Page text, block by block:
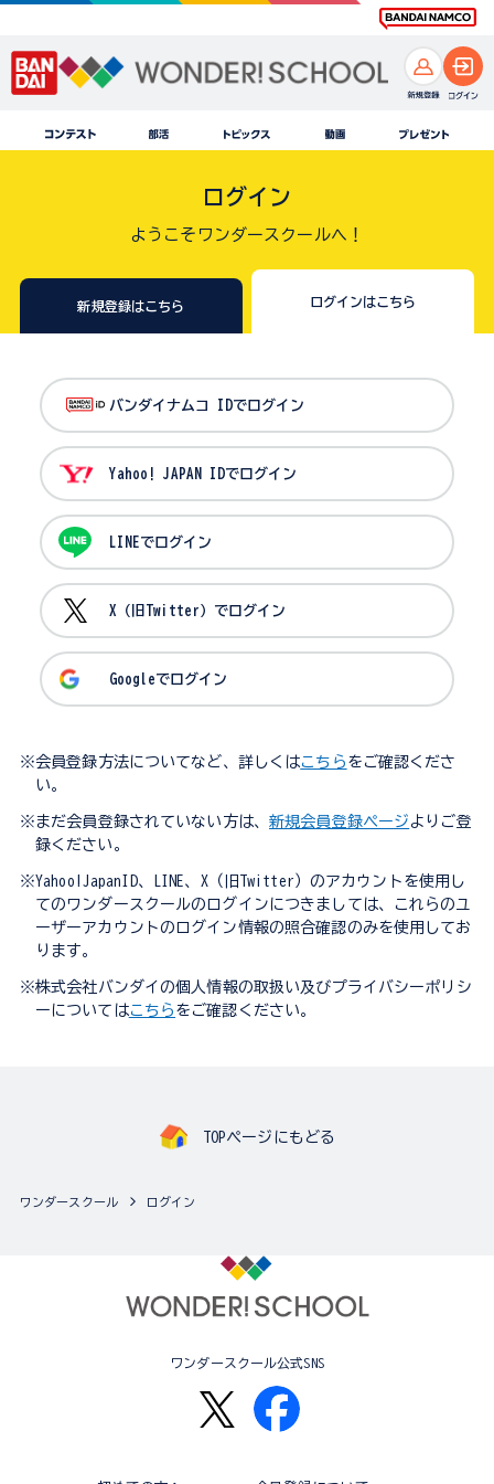
ログイン
ようこそワンダースクールへ！
新規登録はこちら ログインはこちら
バンダイナムコ IDでログイン
Yahoo! JAPAN IDでログイン
LINEでログイン
X（旧Twitter）でログイン
Googleでログイン
※会員登録方法についてなど、詳しくはこちら をご確認くださ
い。
※まだ会員登録されていない方は、 新規会員登録ページ よりご登
録ください。
※Yahoo!JapanID、LINE、X（旧Twitter）のアカウントを使用し
てのワンダースクールのログインにつきましては、これらのユ
ーザーアカウントのログイン情報の照合確認のみを使用してお
ります。
※株式会社バンダイの個人情報の取扱い及びプライバシーポリシ
ーについてはこちら をご確認ください。
TOPページにもどる
ワンダースクール ログイン
ワンダースクール公式SNS